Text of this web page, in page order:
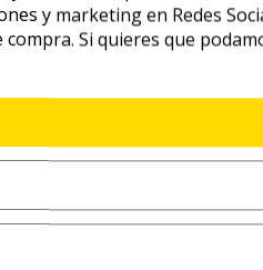
y marketing en Redes
compra. Si quieres que